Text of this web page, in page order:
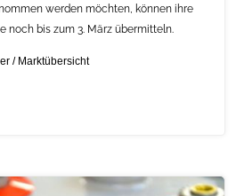
werden möchten, können ihre
noch bis zum 3. März übermitteln.
/ Marktübersicht